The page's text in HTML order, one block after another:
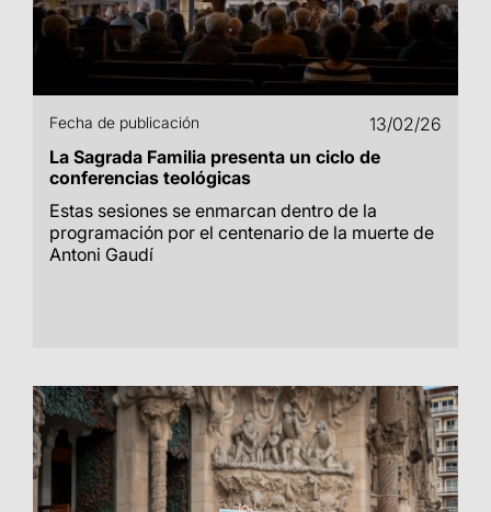
Fecha de publicación
13/02/26
La Sagrada Familia presenta un ciclo de
conferencias teológicas
Estas sesiones se enmarcan dentro de la
programación por el centenario de la muerte de
Antoni Gaudí